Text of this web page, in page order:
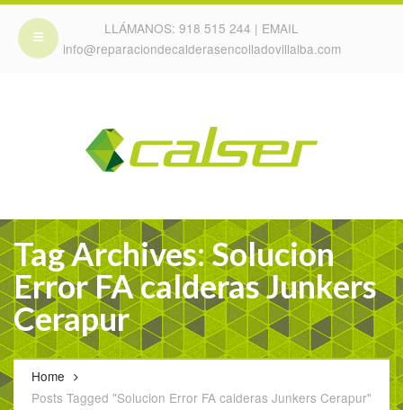
LLÁMANOS: 918 515 244 | EMAIL
info@reparaciondecalderasencolladovillalba.com
Tag Archives: Solucion
Error FA calderas Junkers
Cerapur
Home
Posts Tagged "Solucion Error FA calderas Junkers Cerapur"